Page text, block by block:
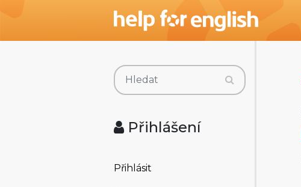
Přihlášení
Přihlásit